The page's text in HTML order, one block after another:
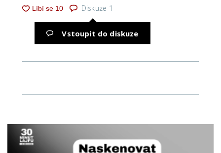
Diskuze 1
Vstoupit do diskuze